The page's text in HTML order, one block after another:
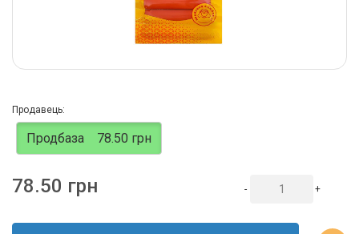
Продавець:
Продбаза 78.50 грн
78.50 грн - +